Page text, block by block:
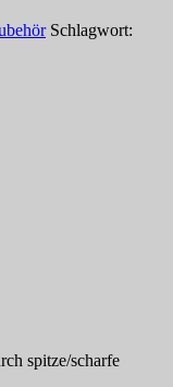
Schlagwort:
spitze/scharfe